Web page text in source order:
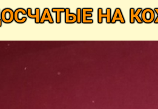
НА